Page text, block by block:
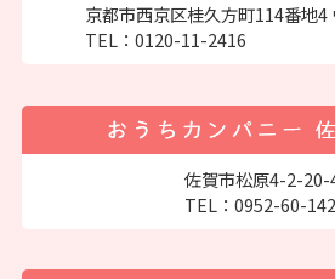
京都市西京区桂久方町114番地4
TEL： 0120-11-2416
佐賀市松原4-2-20-
TEL： 0952-60-